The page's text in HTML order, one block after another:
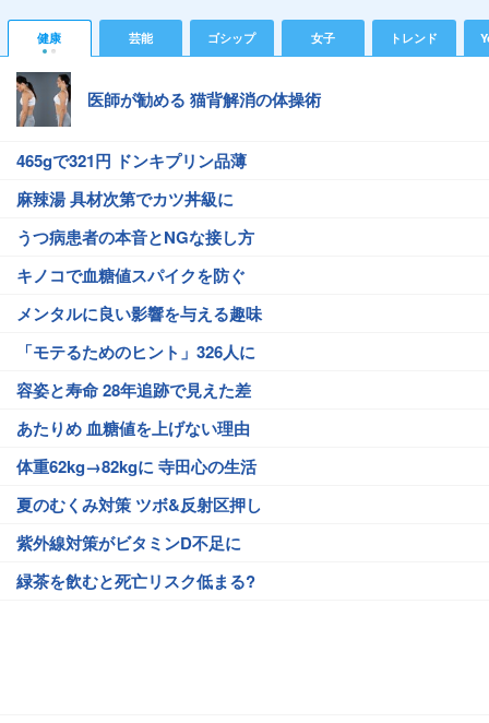
健康 芸能 ゴシップ 女子 トレンド
医師が勧める 猫背解消の体操術
465gで321円 ドンキプリン品薄
麻辣湯 具材次第でカツ丼級に
うつ病患者の本音とNGな接し方
キノコで血糖値スパイクを防ぐ
メンタルに良い影響を与える趣味
「モテるためのヒント」326人に
容姿と寿命 28年追跡で見えた差
あたりめ 血糖値を上げない理由
体重62kg→82kgに 寺田心の生活
夏のむくみ対策 ツボ&反射区押し
紫外線対策がビタミンD不足に
緑茶を飲むと死亡リスク低まる?